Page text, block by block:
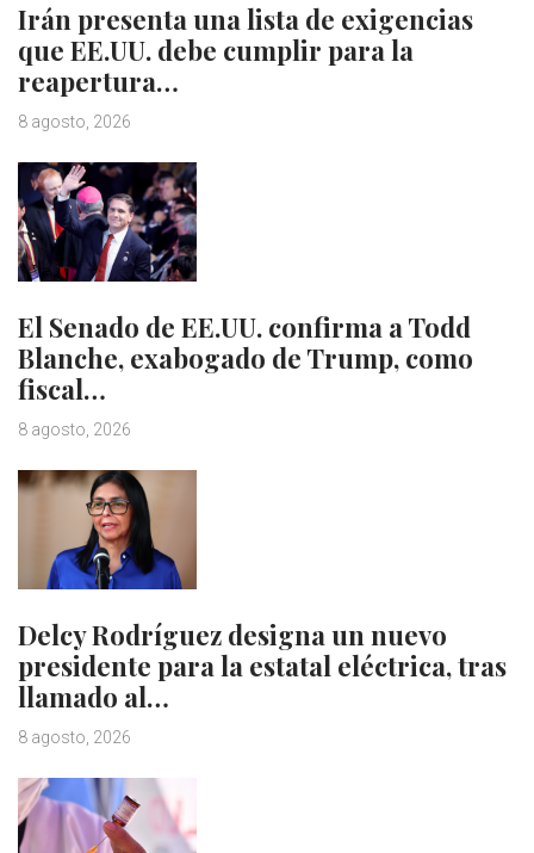
Irán presenta una lista de exigencias
que EE.UU. debe cumplir para la
reapertura…
8 agosto, 2026
El Senado de EE.UU. confirma a Todd
Blanche, exabogado de Trump, como
fiscal…
8 agosto, 2026
Delcy Rodríguez designa un nuevo
presidente para la estatal eléctrica, tras
llamado al…
8 agosto, 2026